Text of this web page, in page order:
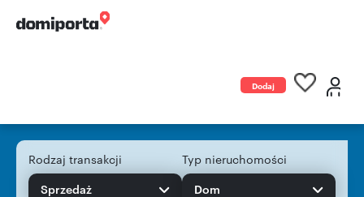
Dodaj
Rodzaj transakcji
Sprzedaż
Typ nieruchomości
Dom